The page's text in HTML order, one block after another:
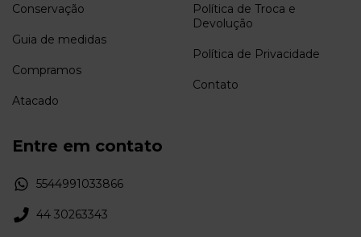
Conservação
Guia de medidas
Compramos
Atacado
Política de Troca e
Devolução
Política de Privacidade
Contato
Entre em contato
5544991033866
44 30263343